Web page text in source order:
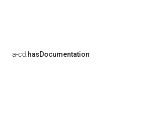
a-cd:hasDocumentation